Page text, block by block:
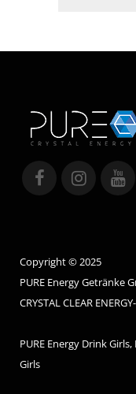
Copyright © 2025
PURE Energy Getränke
CRYSTAL CLEAR
PURE Energy Drink
Girls